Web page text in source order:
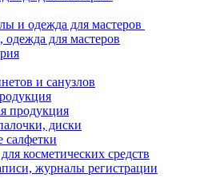
и одежда для мастеров
одежда для мастеров
и санузлов
продукция
диски
косметических средств
журналы регистрации